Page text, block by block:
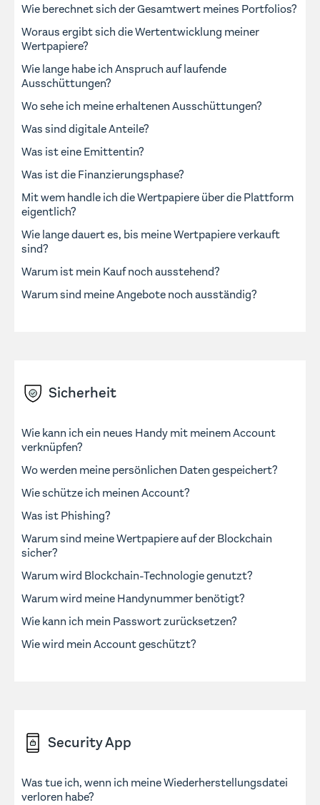
Wie berechnet sich der Gesamtwert meines Portfolios?
Woraus ergibt sich die Wertentwicklung meiner
Wertpapiere?
Wie lange habe ich Anspruch auf laufende
Ausschüttungen?
Wo sehe ich meine erhaltenen Ausschüttungen?
Was sind digitale Anteile?
Was ist eine Emittentin?
Was ist die Finanzierungsphase?
Mit wem handle ich die Wertpapiere über die Plattform
eigentlich?
Wie lange dauert es, bis meine Wertpapiere verkauft
sind?
Warum ist mein Kauf noch ausstehend?
Warum sind meine Angebote noch ausständig?
Sicherheit
Wie kann ich ein neues Handy mit meinem Account
verknüpfen?
Wo werden meine persönlichen Daten gespeichert?
Wie schütze ich meinen Account?
Was ist Phishing?
Warum sind meine Wertpapiere auf der Blockchain
sicher?
Warum wird Blockchain-Technologie genutzt?
Warum wird meine Handynummer benötigt?
Wie kann ich mein Passwort zurücksetzen?
Wie wird mein Account geschützt?
Security App
Was tue ich, wenn ich meine Wiederherstellungsdatei
verloren habe?